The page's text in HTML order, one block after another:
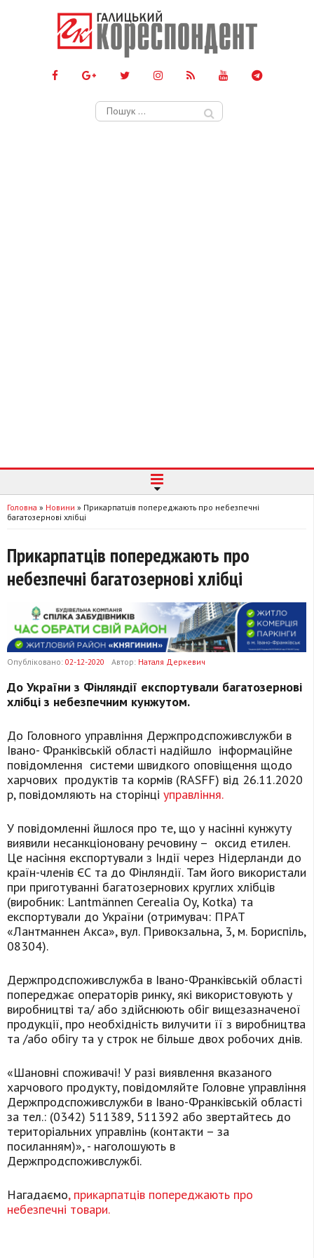
Пошук:
Головна » Новини » Прикарпатців попереджають про небезпечні
багатозернові хлібці
Прикарпатців попереджають про
небезпечні багатозернові хлібці
Опубліковано: 02-12-2020 Автор: Наталя Деркевич
До України з Фінляндії експортували багатозернові
хлібці з небезпечним кунжутом.
До Головного управління Держпродспоживслужби в
Івано- Франківській області надійшло інформаційне
повідомлення системи швидкого оповіщення щодо
харчових продуктів та кормів (RASFF) від 26.11.2020
р, повідомляють на сторінці управління.
У повідомленні йшлося про те, що у насінні кунжуту
виявили несанкціоновану речовину – оксид етилен.
Це насіння експортували з Індії через Нідерланди до
країн-членів ЄС та до Фінляндії. Там його використали
при приготуванні багатозернових круглих хлібців
(виробник: Lantmännen Cerealia Oy, Kotka) та
експортували до України (отримувач: ПРАТ
«Лантманнен Акса», вул. Привокзальна, 3, м. Бориспіль,
08304).
Держпродспоживслужба в Івано-Франківській області
попереджає операторів ринку, які використовують у
виробництві та/ або здійснюють обіг вищезазначеної
продукції, про необхідність вилучити її з виробництва
та /або обігу та у строк не більше двох робочих днів.
«Шановні споживачі! У разі виявлення вказаного
харчового продукту, повідомляйте Головне управління
Держпродспоживслужби в Івано-Франківській області
за тел.: (0342) 511389, 511392 або звертайтесь до
територіальних управлінь (контакти – за
посиланням)», - наголошують в
Держпродспоживслужбі.
Нагадаємо, прикарпатців попереджають про
небезпечні товари.